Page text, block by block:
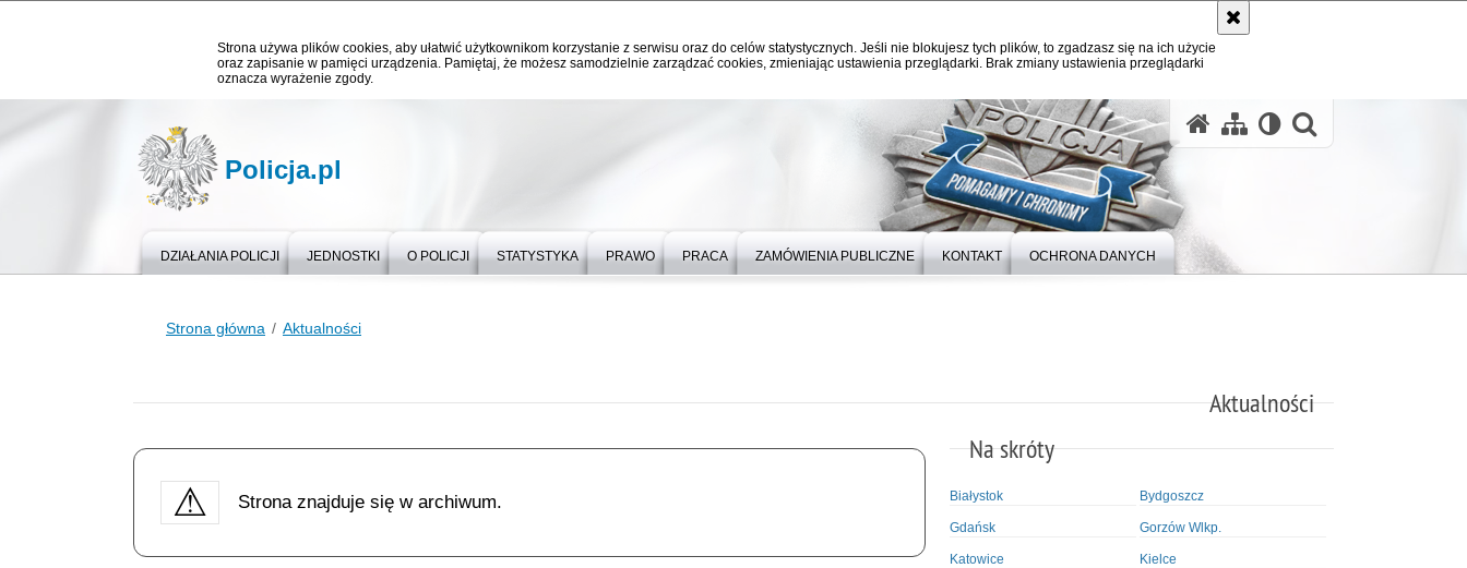
Strona używa plików cookies, aby ułatwić użytkownikom korzystanie z serwisu oraz do celów statystycznych. Jeśli nie blokujesz tych plików, to zgadzasz się na ich użycie
oraz zapisanie w pamięci urządzenia. Pamiętaj, że możesz samodzielnie zarządzać cookies, zmieniając ustawienia przeglądarki. Brak zmiany ustawienia przeglądarki
oznacza wyrażenie zgody.
Policja.pl
DZIAŁANIA POLICJI JEDNOSTKI O POLICJI STATYSTYKA PRAWO PRACA ZAMÓWIENIA PUBLICZNE KONTAKT OCHRONA DANYCH
Strona główna Aktualności
Aktualności
Strona znajduje się w archiwum.
Na skróty
Białystok Bydgoszcz
Gdańsk Gorzów Wlkp.
Katowice Kielce